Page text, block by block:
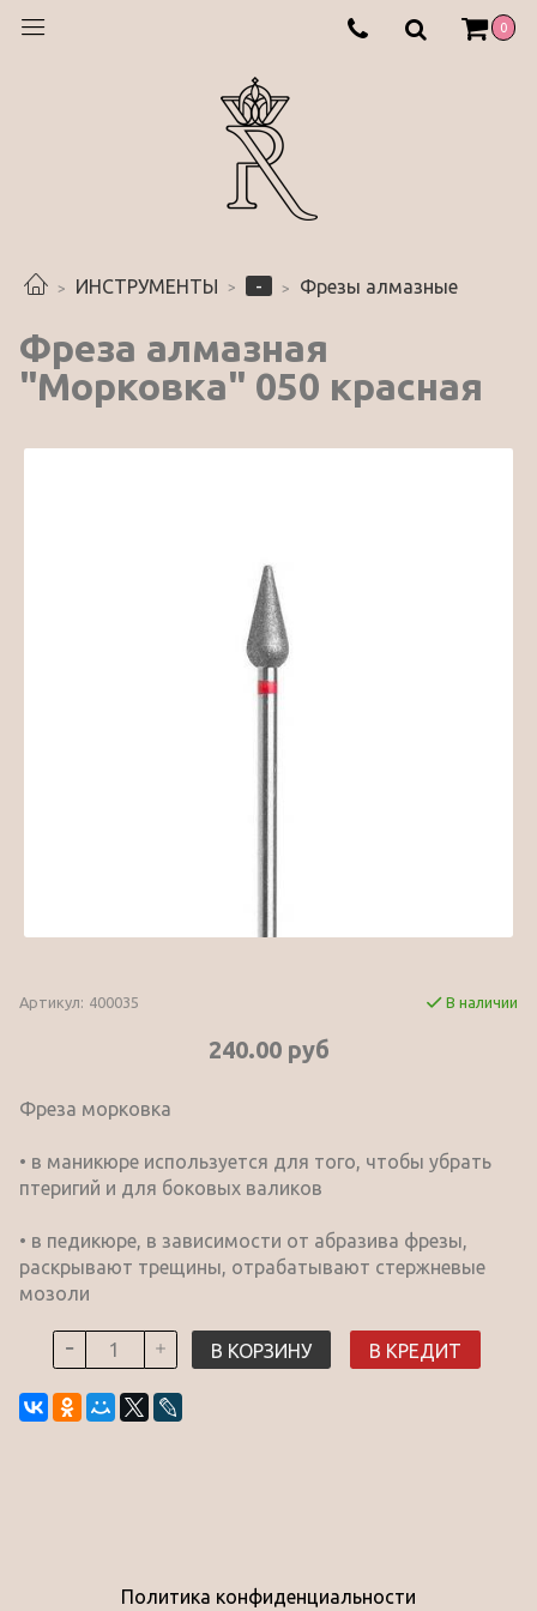
0
ИНСТРУМЕНТЫ - Фрезы алмазные
Фреза алмазная
"Морковка" 050 красная
Артикул: 400035 В наличии
240.00 руб
Фреза морковка
• в маникюре используется для того, чтобы убрать
птеригий и для боковых валиков
• в педикюре, в зависимости от абразива фрезы,
раскрывают трещины, отрабатывают стержневые
мозоли
В КОРЗИНУ В КРЕДИТ
Политика конфиденциальности